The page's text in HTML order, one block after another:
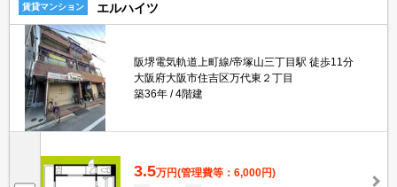
賃貸マンション エルハイツ
阪堺電気軌道上町線/帝塚山三丁目駅 徒歩11分
大阪府大阪市住吉区万代東２丁目
築36年
4階建
3.5万円(管理費等：6,000円)